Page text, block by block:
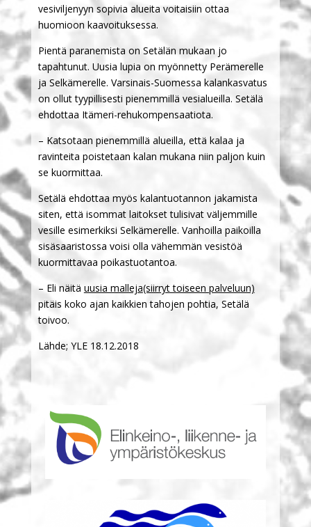
vesiviljenyyn sopivia alueita voitaisiin ottaa
huomioon kaavoituksessa.
Pientä paranemista on Setälän mukaan jo
tapahtunut. Uusia lupia on myönnetty Perämerelle
ja Selkämerelle. Varsinais-Suomessa kalankasvatus
on ollut tyypillisesti pienemmillä vesialueilla. Setälä
ehdottaa Itämeri-rehukompensaatiota.
– Katsotaan pienemmillä alueilla, että kalaa ja
ravinteita poistetaan kalan mukana niin paljon kuin
se kuormittaa.
Setälä ehdottaa myös kalantuotannon jakamista
siten, että isommat laitokset tulisivat väljemmille
vesille esimerkiksi Selkämerelle. Vanhoilla paikoilla
sisäsaaristossa voisi olla vähemmän vesistöä
kuormittavaa poikastuotantoa.
– Eli näitä uusia malleja(siirryt toiseen palveluun)
pitäis koko ajan kaikkien tahojen pohtia, Setälä
toivoo.
Lähde; YLE 18.12.2018